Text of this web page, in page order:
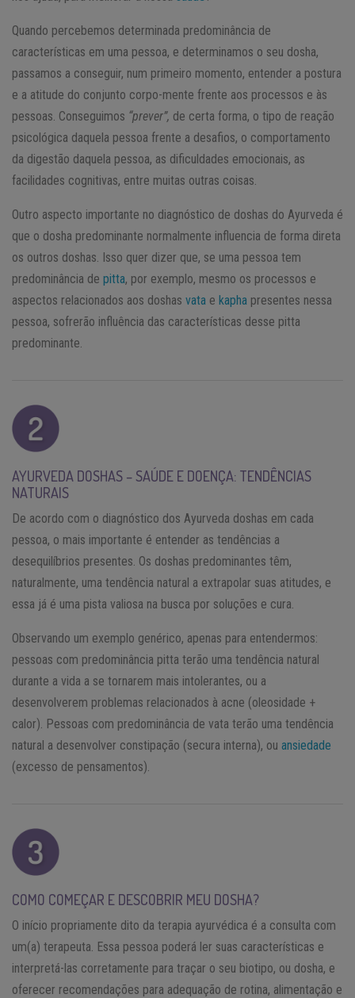
Quando percebemos determinada predominância de
características em uma pessoa, e determinamos o seu dosha,
passamos a conseguir, num primeiro momento, entender a postura
e a atitude do conjunto corpo-mente frente aos processos e às
pessoas. Conseguimos “prever”, de certa forma, o tipo de reação
psicológica daquela pessoa frente a desafios, o comportamento
da digestão daquela pessoa, as dificuldades emocionais, as
facilidades cognitivas, entre muitas outras coisas.
Outro aspecto importante no diagnóstico de doshas do Ayurveda é
que o dosha predominante normalmente influencia de forma direta
os outros doshas. Isso quer dizer que, se uma pessoa tem
predominância de pitta, por exemplo, mesmo os processos e
aspectos relacionados aos doshas vata e kapha presentes nessa
pessoa, sofrerão influência das características desse pitta
predominante.
AYURVEDA DOSHAS – SAÚDE E DOENÇA: TENDÊNCIAS
NATURAIS
De acordo com o diagnóstico dos Ayurveda doshas em cada
pessoa, o mais importante é entender as tendências a
desequilíbrios presentes. Os doshas predominantes têm,
naturalmente, uma tendência natural a extrapolar suas atitudes, e
essa já é uma pista valiosa na busca por soluções e cura.
Observando um exemplo genérico, apenas para entendermos:
pessoas com predominância pitta terão uma tendência natural
durante a vida a se tornarem mais intolerantes, ou a
desenvolverem problemas relacionados à acne (oleosidade +
calor). Pessoas com predominância de vata terão uma tendência
natural a desenvolver constipação (secura interna), ou ansiedade
(excesso de pensamentos).
COMO COMEÇAR E DESCOBRIR MEU DOSHA?
O início propriamente dito da terapia ayurvédica é a consulta com
um(a) terapeuta. Essa pessoa poderá ler suas características e
interpretá-las corretamente para traçar o seu biotipo, ou dosha, e
oferecer recomendações para adequação de rotina, alimentação e